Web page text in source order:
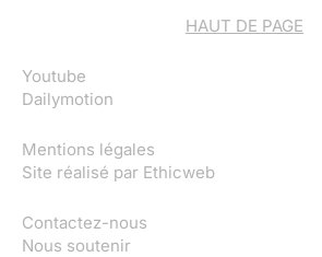
HAUT DE PAGE
Youtube
Dailymotion
Mentions légales
Site réalisé par Ethicweb
Contactez-nous
Nous soutenir